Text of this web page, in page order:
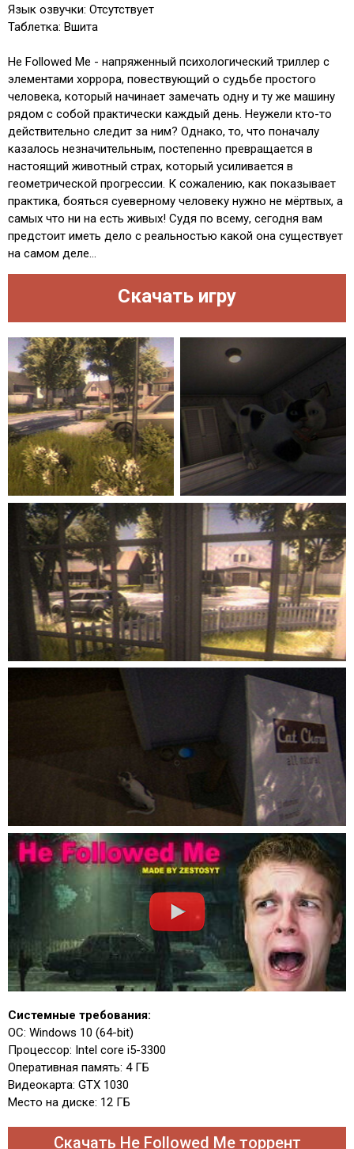
Язык озвучки: Отсутствует
Таблетка: Вшита
He Followed Me - напряженный психологический триллер с
элементами хоррора, повествующий о судьбе простого
человека, который начинает замечать одну и ту же машину
рядом с собой практически каждый день. Неужели кто-то
действительно следит за ним? Однако, то, что поначалу
казалось незначительным, постепенно превращается в
настоящий животный страх, который усиливается в
геометрической прогрессии. К сожалению, как показывает
практика, бояться суеверному человеку нужно не мёртвых, а
самых что ни на есть живых! Судя по всему, сегодня вам
предстоит иметь дело с реальностью какой она существует
на самом деле...
Скачать игру
Системные требования:
ОС: Windows 10 (64-bit)
Процессор: Intel core i5-3300
Оперативная память: 4 ГБ
Видеокарта: GTX 1030
Место на диске: 12 ГБ
Скачать He Followed Me торрент